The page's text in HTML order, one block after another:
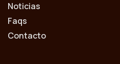
Noticias
Faqs
Contacto